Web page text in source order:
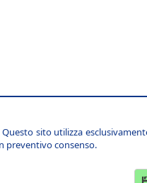
sito utilizza
preventivo consenso.